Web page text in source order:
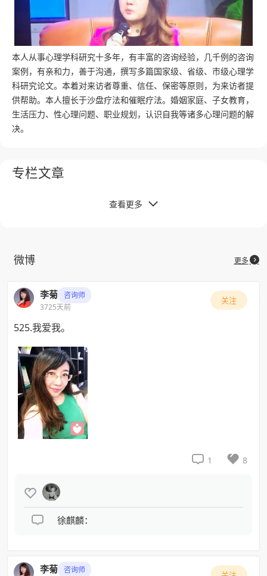
电视节目情感嘉宾
本人从事心理学科研究十多年，有丰富的咨询经验，几千例的咨询
案例，有亲和力，善于沟通，撰写多篇国家级、省级、市级心理学
科研究论文。本着对来访者尊重、信任、保密等原则，为来访者提
供帮助。本人擅长于沙盘疗法和催眠疗法。婚姻家庭、子女教育，
生活压力、性心理问题、职业规划，认识自我等诸多心理问题的解
决。
专栏文章
查看更多 
微博 更多
李菊
咨询师
3725天前
关注
525.我爱我。
 1  8

 徐麒麟：
李菊 咨询师